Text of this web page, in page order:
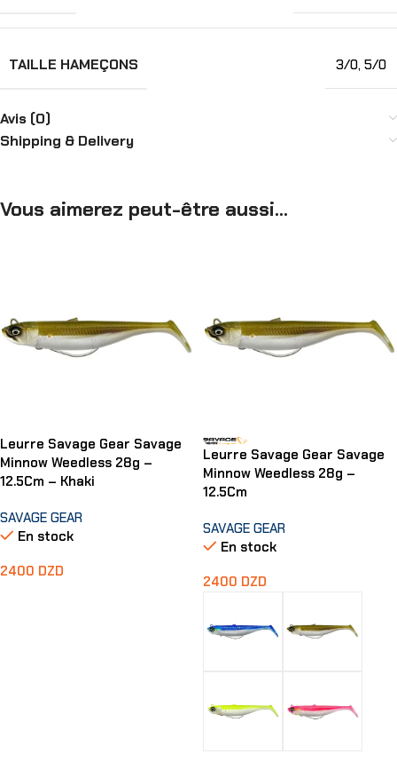
TAILLE HAMEÇONS 3/0, 5/0
Avis (0)
Shipping & Delivery
Vous aimerez peut-être aussi…
Leurre Savage Gear Savage
Minnow Weedless 28g –
12.5Cm – Khaki
SAVAGE GEAR
En stock
2400 DZD
Leurre Savage Gear Savage
Minnow Weedless 28g –
12.5Cm
SAVAGE GEAR
En stock
2400 DZD